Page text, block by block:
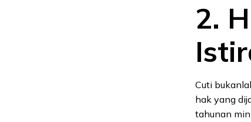
2.
Cuti
hak yang
tahunan